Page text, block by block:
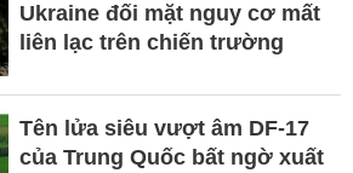
Ukraine đối mặt nguy cơ mất
liên lạc trên chiến trường
Tên lửa siêu vượt âm DF-17
của Trung Quốc bất ngờ xuất